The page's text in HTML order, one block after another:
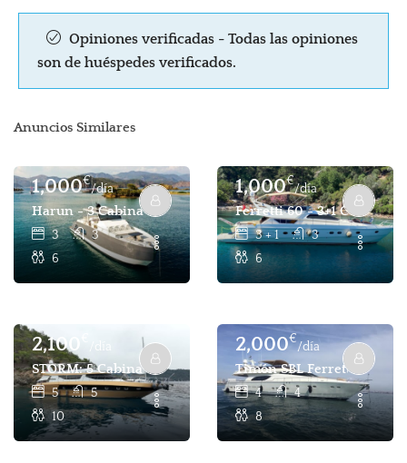
Opiniones verificadas - Todas las opiniones
son de huéspedes verificados.
Anuncios Similares
1,000€
/día
Harun - 3 Cabina 6 Pax Yate De Lujo A Motor Para
3
3
6
1,000€
/día
Ferretti 60 - 3+1 Cabina 6
3 + 1
3
6
2,100 /día
STORM: 5 Cabina 10 Pax Motor Yacht Charter Göcek
5
5
10
2,000€
/día
Timón SBL Ferretti 80 - 4
4
4
8